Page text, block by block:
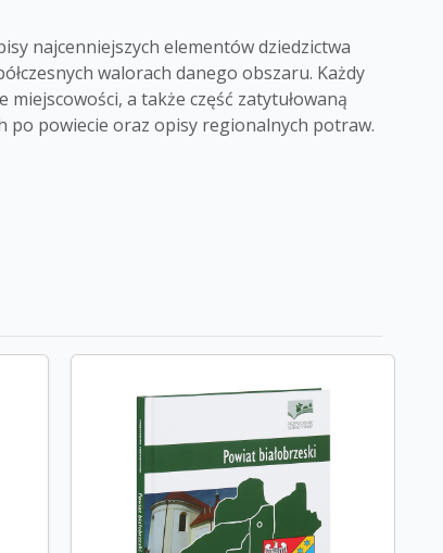
najcenniejszych elementów dziedzictwa
walorach danego obszaru. Każdy
a także część zatytułowaną
po powiecie oraz opisy regionalnych potraw.